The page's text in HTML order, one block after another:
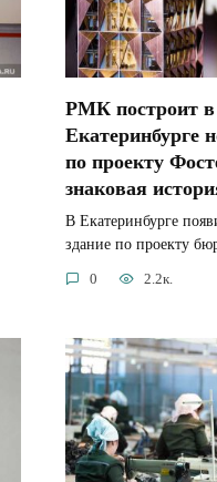
РМК построит в
Екатеринбурге
по проекту
знаковая
В Екатеринбурге
здание по проекту
0 2.2к.